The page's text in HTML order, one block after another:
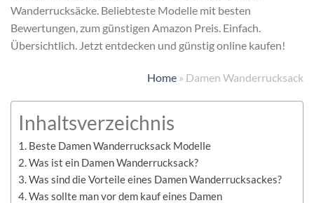
Wanderrucksäcke. Beliebteste Modelle mit besten
Bewertungen, zum günstigen Amazon Preis. Einfach.
Übersichtlich. Jetzt entdecken und günstig online kaufen!
Home » Damen Wanderrucksack
Inhaltsverzeichnis
Beste Damen Wanderrucksack Modelle
Was ist ein Damen Wanderrucksack?
Was sind die Vorteile eines Damen Wanderrucksackes?
Was sollte man vor dem kauf eines Damen